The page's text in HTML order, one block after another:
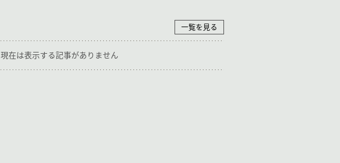
一覧を見る
現在は表示する記事がありません